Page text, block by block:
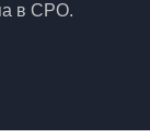
в СРО.